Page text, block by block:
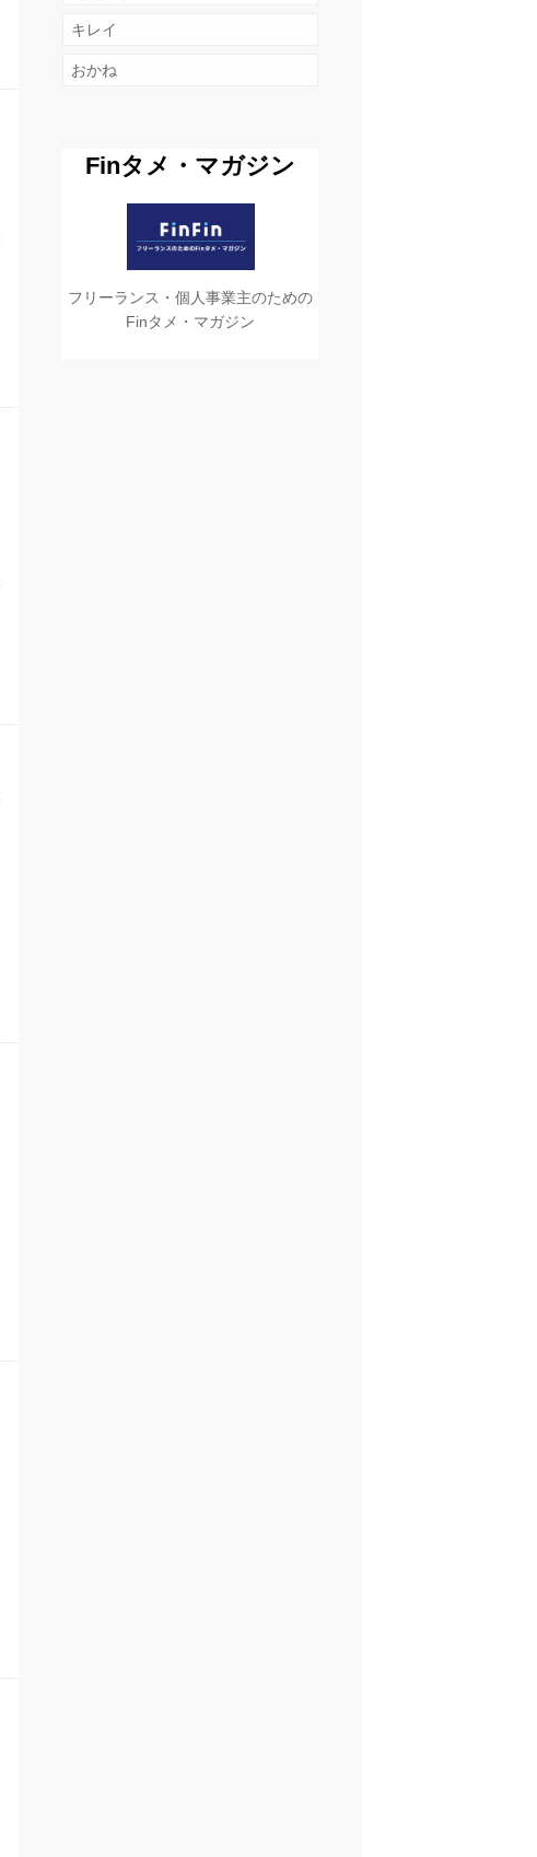
キレイ
おかね
Finタメ・マガジン
フリーランス・個人事業主のための
Finタメ・マガジン